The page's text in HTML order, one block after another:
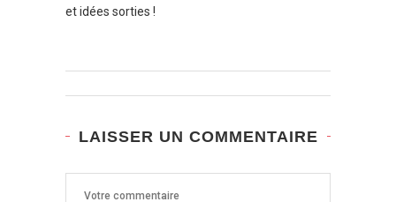
et idées sorties !
LAISSER UN COMMENTAIRE